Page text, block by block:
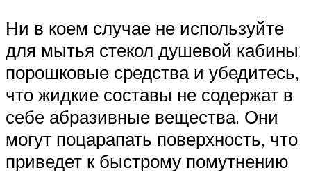
Ни в коем случае не используйте
для мытья стекол душевой кабины
порошковые средства и убедитесь,
что жидкие составы не содержат в
себе абразивные вещества. Они
могут поцарапать поверхность, что
приведет к быстрому помутнению